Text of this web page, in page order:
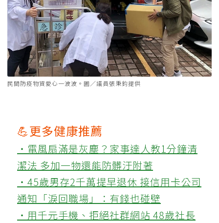
民間防疫物資愛心一波波。圖／議員張秉鈞提供
💪更多健康推薦
‧電風扇滿是灰塵？家事達人教1分鐘清
潔法 多加一物還能防髒汙附著
‧45歲男存2千萬提早退休 接信用卡公司
通知「淚回職場」：有錢也碰壁
‧用千元手機、拒絕社群網站 48歲社長